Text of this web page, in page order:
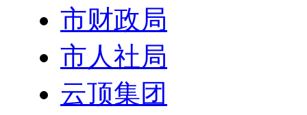
市财政局
市人社局
云顶集团